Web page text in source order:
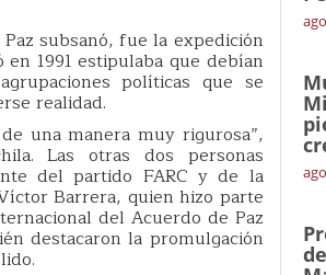
subsanó, fue la expedición
1991 estipulaba que debían
políticas que se
realidad.
una manera muy rigurosa”,
Las otras dos personas
del partido FARC y de la
Barrera, quien hizo parte
del Acuerdo de Paz
destacaron la promulgación